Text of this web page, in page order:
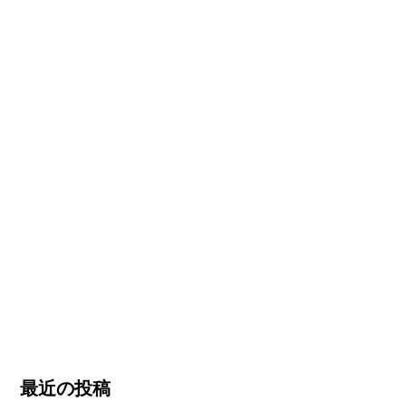
最近の投稿